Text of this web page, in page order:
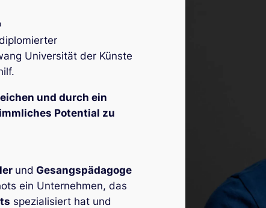
Universität der Künste
und durch ein
Potential zu
und Gesangspädagoge
ein Unternehmen, das
spezialisiert hat und